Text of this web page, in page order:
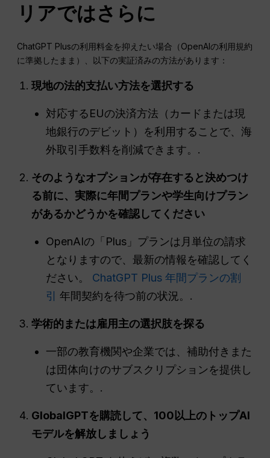
リアではさらに
ChatGPT Plusの利用料金を抑えたい場合（OpenAIの利用規約
に準拠したまま）、以下の実証済みの方法があります：
現地の法的支払い方法を選択する
対応するEUの決済方法（カードまたは現
地銀行のデビット）を利用することで、海
外取引手数料を削減できます。.
そのようなオプションが存在すると決めつけ
る前に、実際に年間プランや学生向けプラン
があるかどうかを確認してください
OpenAIの「Plus」プランは月単位の請求
となりますので、最新の情報を確認してく
ださい。 ChatGPT Plus 年間プランの割
引
年間契約を待つ前の状況。.
学術的または雇用主の選択肢を探る
一部の教育機関や企業では、補助付きまた
は団体向けのサブスクリプションを提供し
ています。.
GlobalGPTを購読して、100以上のトップAI
モデルを解放しましょう